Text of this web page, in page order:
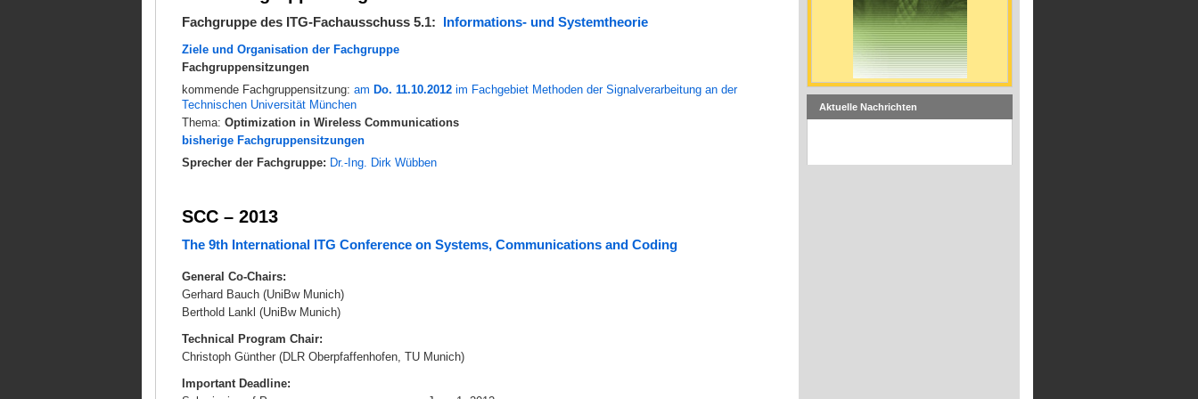
Fachgruppe des ITG-Fachausschuss 5.1: Informations- und Systemtheorie
Ziele und Organisation der Fachgruppe
Fachgruppensitzungen
kommende Fachgruppensitzung: am Do. 11.10.2012im Fachgebiet Methoden der Signalverarbeitung an der
Technischen Universität München
Thema: Optimization in Wireless Communications
bisherige Fachgruppensitzungen
Sprecher der Fachgruppe: Dr.-Ing. Dirk Wübben
SCC – 2013
The 9th International ITG Conference on Systems, Communications and Coding
General Co-Chairs:
Gerhard Bauch (UniBw Munich)
Berthold Lankl (UniBw Munich)
Technical Program Chair:
Christoph Günther (DLR Oberpfaffenhofen, TU Munich)
Important Deadline:
Aktuelle Nachrichten